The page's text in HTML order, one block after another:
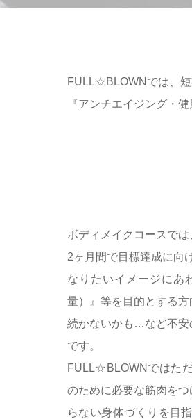
FULL☆BLOWNでは、
『アンチエイジング・
ボディメイクコースで
2ヶ月間で目標達成に向
なりたいイメージにあ
量）』等を目的とする方
続かないかも…など不安
です。
FULL☆BLOWNではた
のために必要な筋肉を
らない身体づくりを目